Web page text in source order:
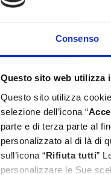
Consenso
Questo sito web utilizza
Questo sito utilizza
selezione dell’icona “
parte e di terza parte al
personalizzato al di là di
sull’icona “Rifiuta tutti”
personalizzare le Sue